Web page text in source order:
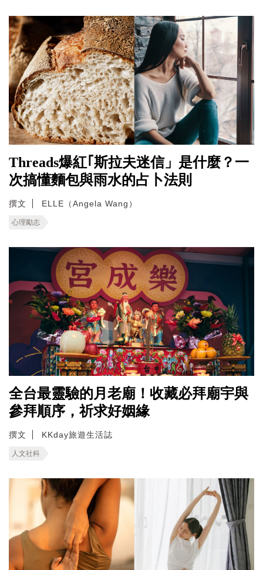
Threads爆紅｢斯拉夫迷信」是什麼？一
次搞懂麵包與雨水的占卜法則
撰文 ELLE（Angela Wang）
心理勵志
全台最靈驗的月老廟！收藏必拜廟宇與
參拜順序，祈求好姻緣
撰文 KKday旅遊生活誌
人文社科